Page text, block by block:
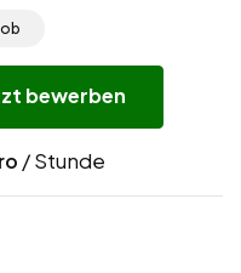
bewerben
/ Stunde